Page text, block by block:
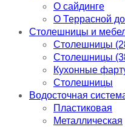
О сайдинге
О Террасной
Столешницы и
Столешницы
Столешницы
Кухонные
Столешницы
Водосточная
Пластиковая
Металлическая